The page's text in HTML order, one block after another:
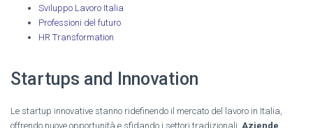
Sviluppo Lavoro Italia
Professioni del futuro
HR Transformation
Startups and Innovation
Le startup innovative stanno ridefinendo il mercato del lavoro in Italia,
offrendo nuove opportunità e sfidando i settori tradizionali. Aziende